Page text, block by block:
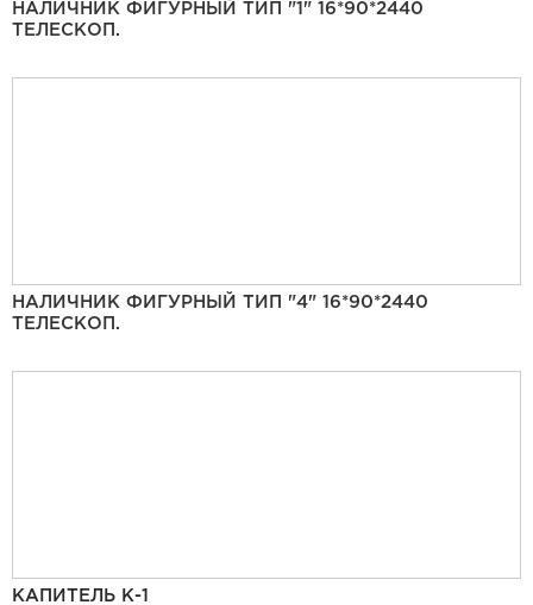
НАЛИЧНИК ФИГУРНЫЙ ТИП "1" 16*90*2440
ТЕЛЕСКОП.
НАЛИЧНИК ФИГУРНЫЙ ТИП "4" 16*90*2440
ТЕЛЕСКОП.
КАПИТЕЛЬ К-1